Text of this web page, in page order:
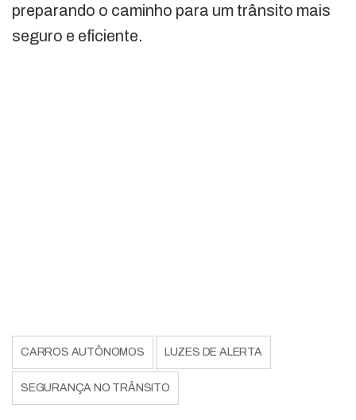
preparando o caminho para um trânsito mais
seguro e eficiente.
CARROS AUTÔNOMOS LUZES DE ALERTA
SEGURANÇA NO TRÂNSITO